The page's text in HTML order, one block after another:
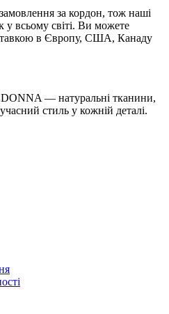
за кордон, тож наші
у всьому світі. Ви можете
в Європу, США, Канаду
— натуральні тканини,
стиль у кожній деталі.